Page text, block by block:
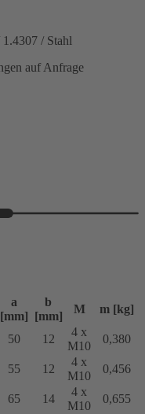
/ Stahl
auf Anfrage
a
[mm]
b
[mm]
M m [kg]
50 12
4 x
M10
0,380
55 12
4 x
M10
0,456
65 14
4 x
M10
0,655